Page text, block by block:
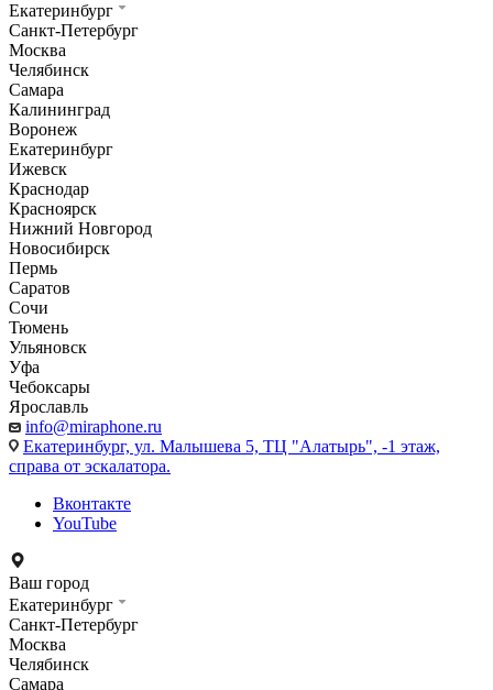
Екатеринбург
Санкт-Петербург
Москва
Челябинск
Самара
Калининград
Воронеж
Екатеринбург
Ижевск
Краснодар
Красноярск
Нижний Новгород
Новосибирск
Пермь
Саратов
Сочи
Тюмень
Ульяновск
Уфа
Чебоксары
Ярославль
info@miraphone.ru
Екатеринбург, ул. Малышева 5, ТЦ "Алатырь", -1 этаж,
справа от эскалатора.
Вконтакте
YouTube
Ваш город
Екатеринбург
Санкт-Петербург
Москва
Челябинск
Самара